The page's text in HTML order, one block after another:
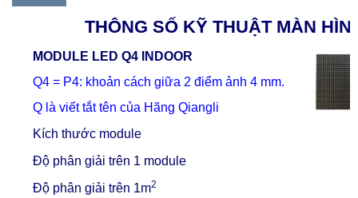
THÔNG SỐ KỸ THUẬT MÀN
MODULE LED Q4 INDOOR
Q4 = P4: khoản cách giữa 2 điểm ảnh 4 mm.
Q là viết tắt tên của Hãng Qiangli
Kích thước module
Độ phân giải trên 1 module
Độ phân giải trên 1m2